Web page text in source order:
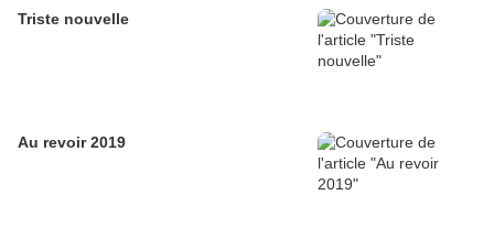
Triste nouvelle
Au revoir 2019